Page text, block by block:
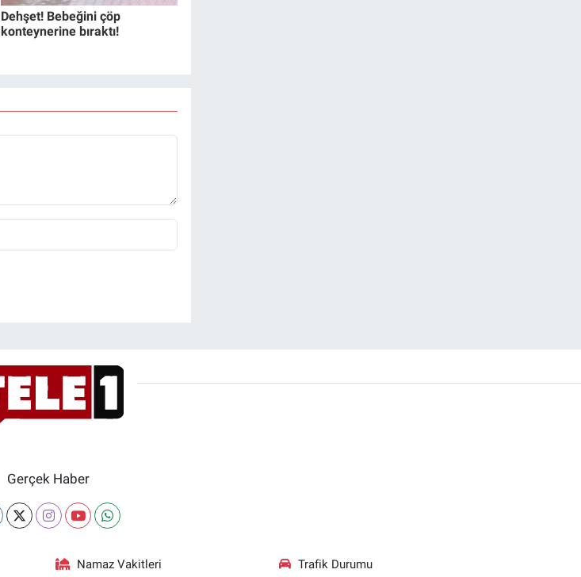
Dehşet! Bebeğini çöp
konteynerine bıraktı!
Gerçek Haber
Namaz Vakitleri Trafik Durumu